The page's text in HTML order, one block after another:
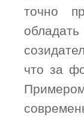
точно
что за